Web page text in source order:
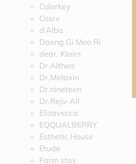
Colorkey
Cosrx
d’Alba
Daeng Gi Meo Ri
dear, Klairs
Dr.Althea
Dr.Melaxin
Dr.nineteen
Dr.Reju-All
Elizavecca
EQQUALBERRY
Esthetic House
Etude
Farm stay